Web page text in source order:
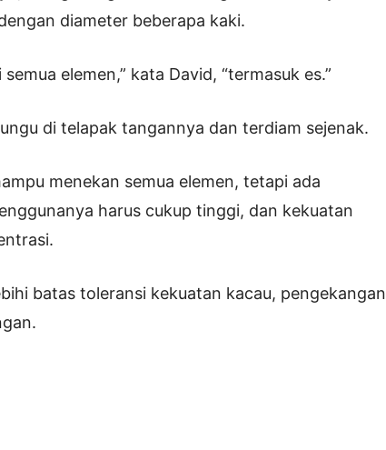
diameter beberapa kaki.
elemen,” kata David, “termasuk es.”
di telapak tangannya dan terdiam sejenak.
menekan semua elemen, tetapi ada
harus cukup tinggi, dan kekuatan
batas toleransi kekuatan kacau, pengekangan